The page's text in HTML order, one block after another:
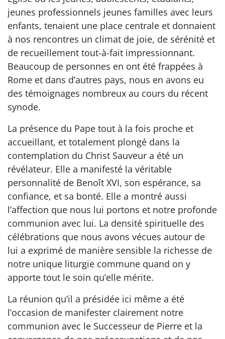
jeunes professionnels jeunes familles avec leurs
enfants, tenaient une place centrale et donnaient
à nos rencontres un climat de joie, de sérénité et
de recueillement tout-à-fait impressionnant.
Beaucoup de personnes en ont été frappées à
Rome et dans d’autres pays, nous en avons eu
des témoignages nombreux au cours du récent
synode.
La présence du Pape tout à la fois proche et
accueillant, et totalement plongé dans la
contemplation du Christ Sauveur a été un
révélateur. Elle a manifesté la véritable
personnalité de Benoît XVI, son espérance, sa
confiance, et sa bonté. Elle a montré aussi
l’affection que nous lui portons et notre profonde
communion avec lui. La densité spirituelle des
célébrations que nous avons vécues autour de
lui a exprimé de manière sensible la richesse de
notre unique liturgie commune quand on y
apporte tout le soin qu’elle mérite.
La réunion qu’il a présidée ici même a été
l’occasion de manifester clairement notre
communion avec le Successeur de Pierre et la